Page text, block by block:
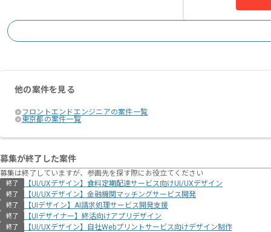
他の案件を見る
フロントエンドエンジニアの案件一覧
東京都の案件一覧
募集が終了した案件
募集は終了していますが、参画先を探す際にお役立てください
終了 【UI/UXデザイン】食料定期配達サービス向けUI/UXデザイン
終了 【UI/UXデザイン】金融機関マッチングサービス開発
終了 【UIデザイン】AI請求処理サービス開発支援
終了 【UIデザイナー】終活向けアプリデザイン
終了 【UI/UXデザイン】自社Webプリントサービス向けデザイン制作